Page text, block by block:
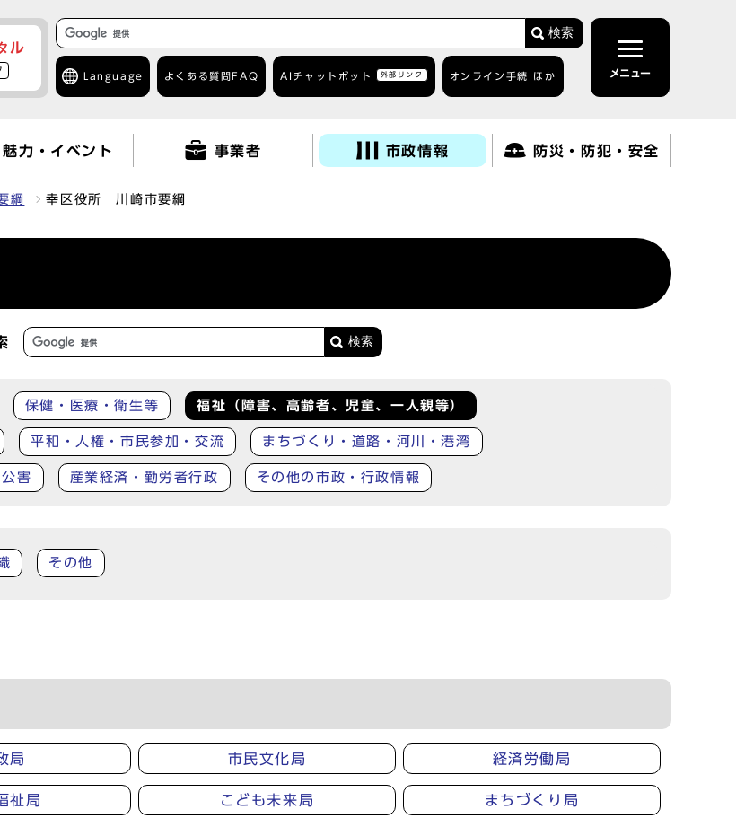
ル
検索
Language よくある質問 FAQ AIチャットボット 外部リンク オンライン手続 ほか メニュー
魅力・イベント 事業者 市政情報 防災・防犯・安全
綱 幸区役所 川崎市要綱
保健・医療・衛生等 福祉（障害、高齢者、児童、一人親等）
平和・人権・市民参加・交流 まちづくり・道路・河川・港湾
害 産業経済・勤労者行政 その他の市政・行政情報
その他
局 市民文化局 経済労働局
祉局 こども未来局 まちづくり局